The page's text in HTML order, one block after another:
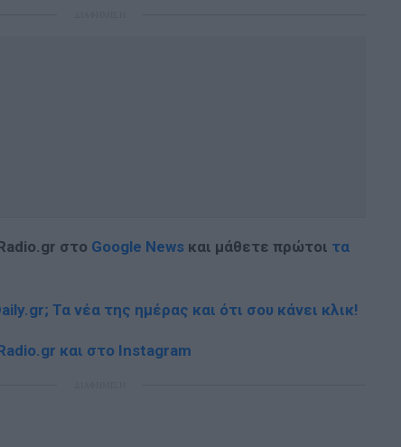
στο Google News και μάθετε πρώτοι τα
Τα νέα της ημέρας και ότι σου κάνει κλικ!
και στο Instagram